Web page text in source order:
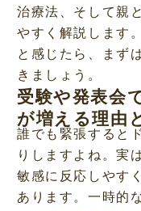
治療法、そして親
やすく解説します
と感じたら、まず
きましょう。
受験や発表会
が増える理由
誰でも緊張すると
りしますよね。実
敏感に反応しやす
あります。一時的